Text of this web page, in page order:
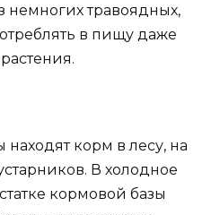
немногих травоядных,
в пищу даже
корм в лесу, на
В холодное
кормовой базы